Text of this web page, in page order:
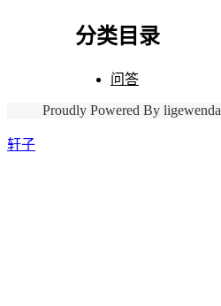
分类目录
问答
Proudly Powered By ligewenda
轩子